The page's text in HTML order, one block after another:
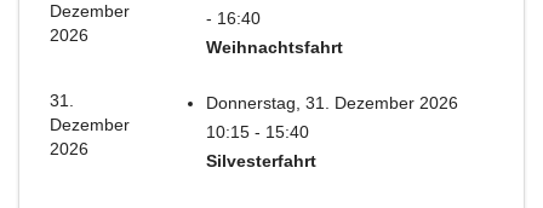
Dezember
2026
- 16:40
Weihnachtsfahrt
31.
Dezember
2026
Donnerstag, 31. Dezember 2026
10:15 - 15:40
Silvesterfahrt